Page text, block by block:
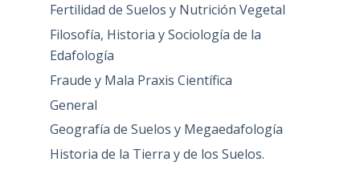
Fertilidad de Suelos y Nutrición Vegetal
Filosofía, Historia y Sociología de la
Edafología
Fraude y Mala Praxis Científica
General
Geografía de Suelos y Megaedafología
Historia de la Tierra y de los Suelos.